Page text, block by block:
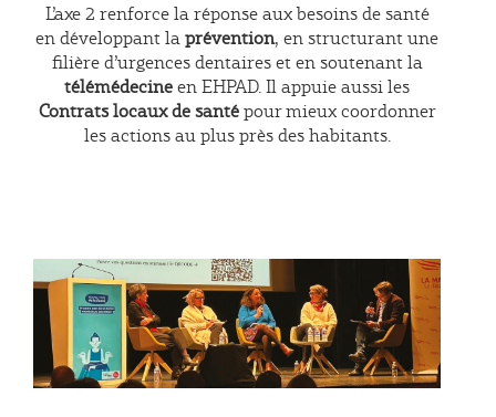
L’axe 2 renforce la réponse aux besoins de santé
en développant laprévention, en structurant une
filière d’urgences dentaires et en soutenant la
télémédecineen EHPAD. Il appuie aussi les
Contrats locaux de santépour mieux coordonner
les actions au plus près des habitants.